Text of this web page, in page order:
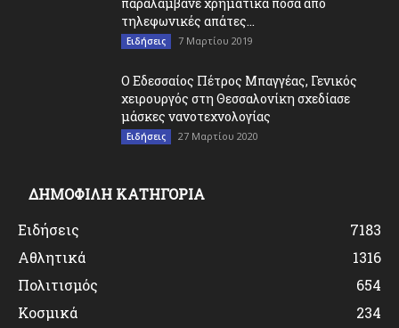
τηλεφωνικές απάτες...
Ειδήσεις 7 Μαρτίου 2019
O Εδεσσαίος Πέτρος Μπαγγέας, Γενικός
χειρουργός στη Θεσσαλονίκη σχεδίασε
μάσκες νανοτεχνολογίας
Ειδήσεις 27 Μαρτίου 2020
ΔΗΜΟΦΙΛΗ ΚΑΤΗΓΟΡΙΑ
Ειδήσεις
7183
Αθλητικά
1316
Πολιτισμός
654
Κοσμικά
234